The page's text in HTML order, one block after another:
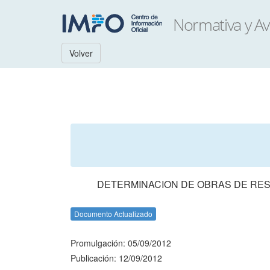
Volver
DETERMINACION DE OBRAS DE
Documento Actualizado
Promulgación: 05/09/2012
Publicación: 12/09/2012